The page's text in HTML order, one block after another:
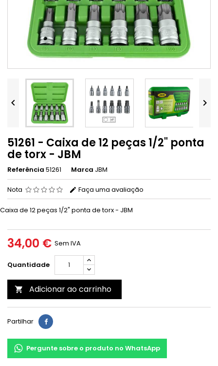
 
51261 - Caixa de 12 peças 1/2" ponta
de torx - JBM
Referência 51261 Marca JBM
Nota Faça uma avaliação
Caixa de 12 peças 1/2" ponta de torx- JBM
34,00 € Sem IVA
Quantidade
 Adicionar ao carrinho
Partilhar
Pergunte sobre o produto no WhatsApp